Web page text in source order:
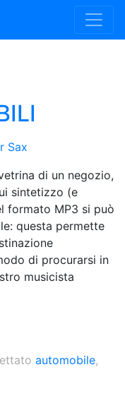
Sax
di un negozio,
sintetizzo (e
formato MP3 si può
questa permette
di procurarsi in
musicista
automobile,